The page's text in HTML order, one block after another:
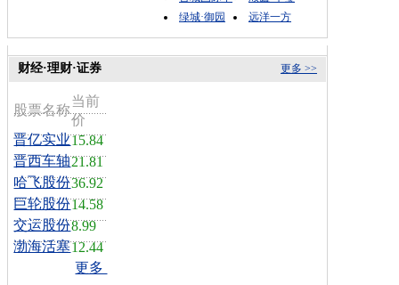
绿城·御园
远洋一方
更多 >>
财经·理财·证券
股票名称
当前
价
晋亿实业15.84
晋西车轴21.81
哈飞股份36.92
巨轮股份14.58
交运股份8.99
渤海活塞12.44
更多